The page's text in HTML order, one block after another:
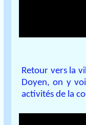
Retour vers la
Doyen, on y
activités de la